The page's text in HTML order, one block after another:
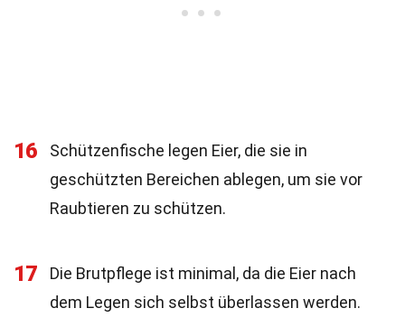
16
Schützenfische legen Eier, die sie in
geschützten Bereichen ablegen, um sie vor
Raubtieren zu schützen.
17
Die Brutpflege ist minimal, da die Eier nach
dem Legen sich selbst überlassen werden.